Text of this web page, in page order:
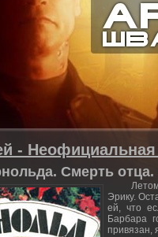
-
Смерть
Эрику.
ей, что
Барбара
привязан,